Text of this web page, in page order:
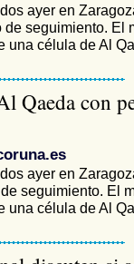
ayer en
seguimiento. El
una célula de Al
Qaeda con
ayer en
seguimiento. El
una célula de Al